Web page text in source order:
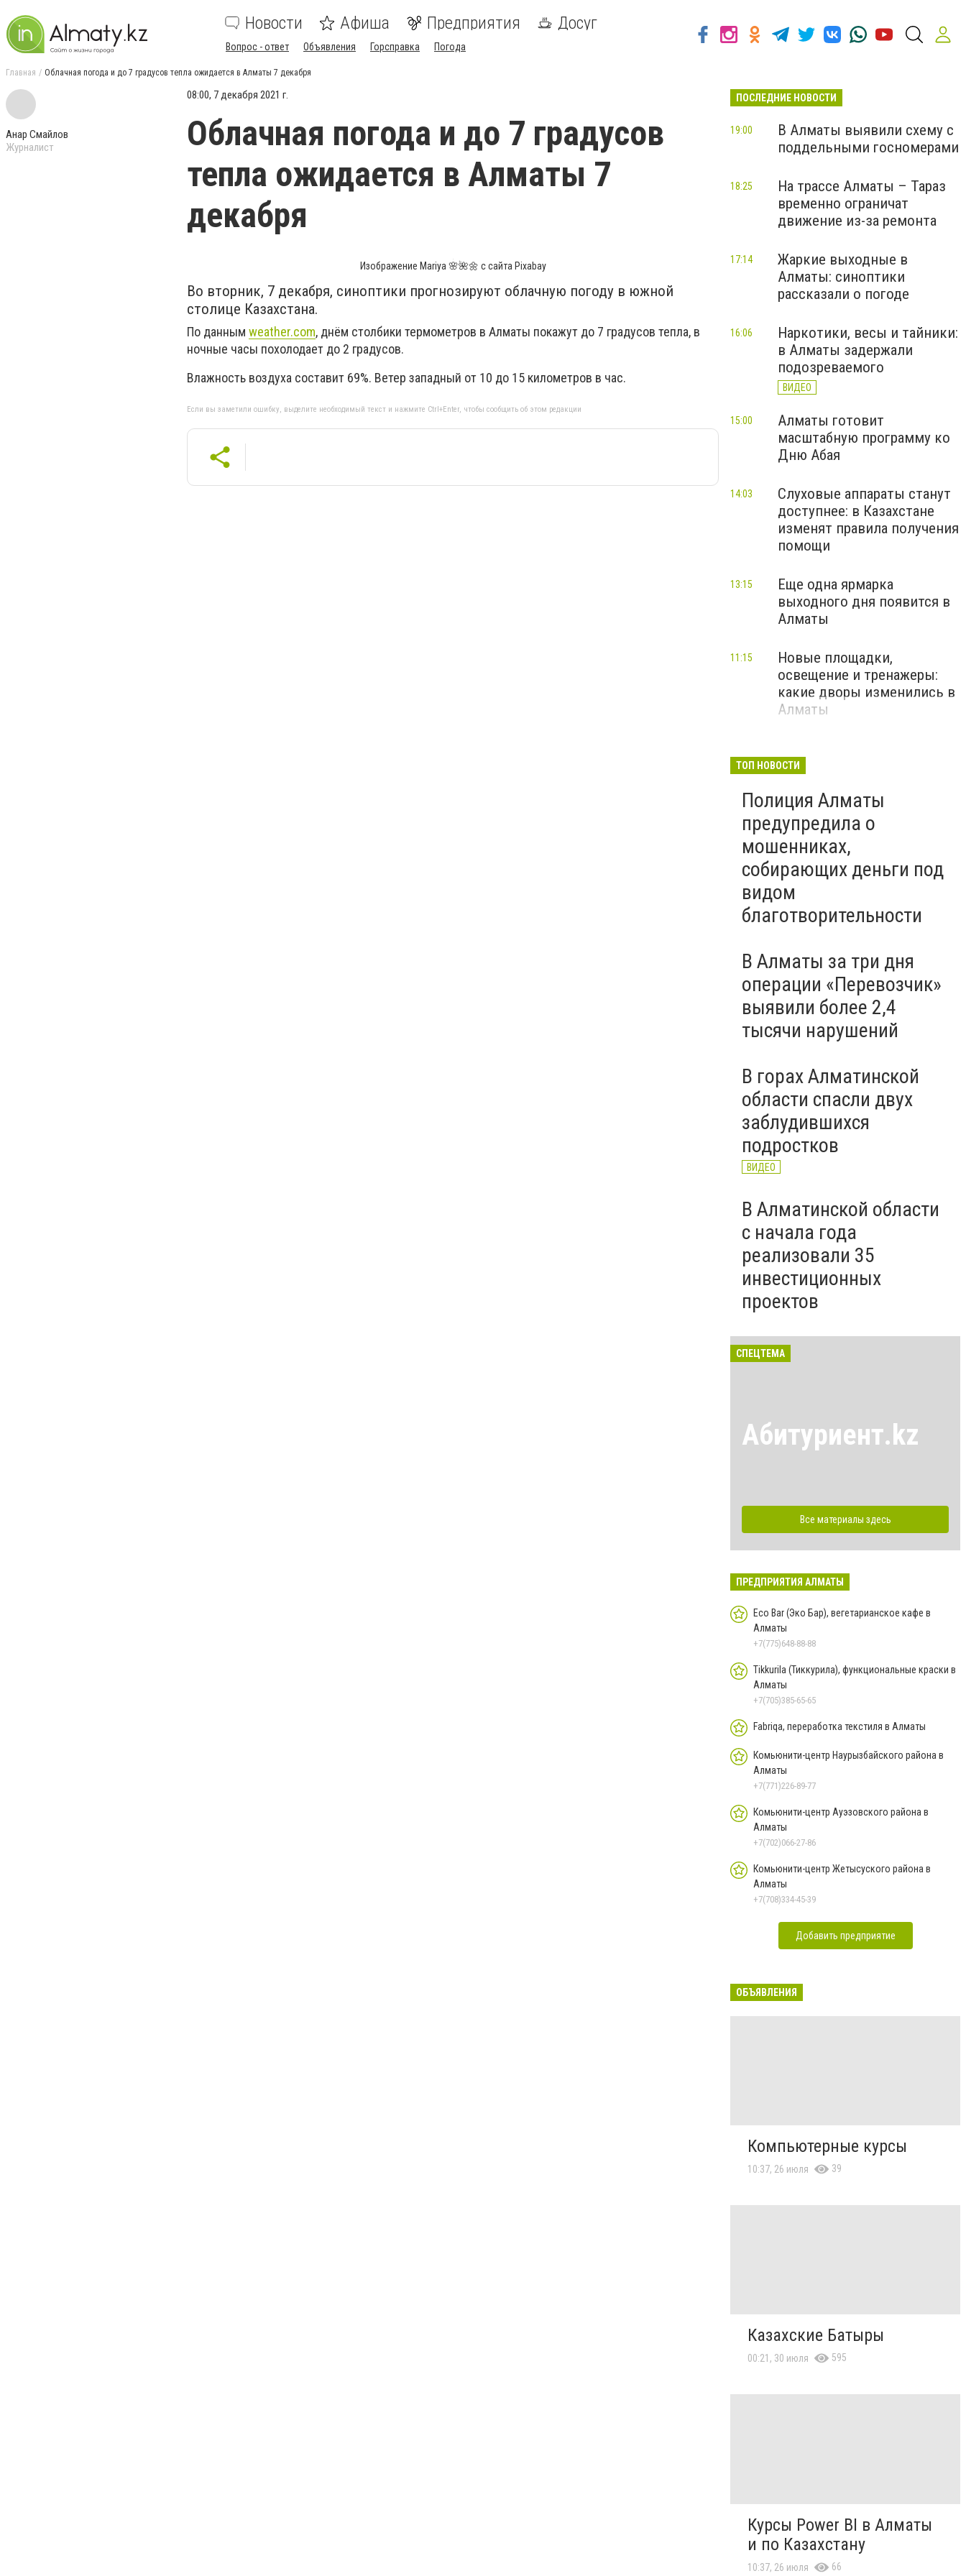
Новости Афиша Предприятия Досуг
Вопрос - ответ Объявления Горсправка Погода
Главная Облачная погода и до 7 градусов тепла ожидается в Алматы 7 декабря
Анар Смайлов
Журналист
08:00, 7 декабря 2021 г.
Облачная погода и до 7 градусов
тепла ожидается в Алматы 7
декабря
Изображение Mariya 🌸🌺🌼 с сайта Pixabay
Во вторник, 7 декабря, синоптики прогнозируют облачную погоду в южной
столице Казахстана.
По данным weather.com, днём столбики термометров в Алматы покажут до 7 градусов тепла, в
ночные часы похолодает до 2 градусов.
Влажность воздуха составит 69%. Ветер западный от 10 до 15 километров в час.
Если вы заметили ошибку, выделите необходимый текст и нажмите Ctrl+Enter, чтобы сообщить об этом редакции
ПОСЛЕДНИЕ НОВОСТИ
В Алматы выявили схему с
поддельными госномерами
19:00
На трассе Алматы – Тараз
временно ограничат
движение из-за ремонта
18:25
Жаркие выходные в
Алматы: синоптики
рассказали о погоде
17:14
Наркотики, весы и тайники:
в Алматы задержали
подозреваемого
ВИДЕО
16:06
Алматы готовит
масштабную программу ко
Дню Абая
15:00
Слуховые аппараты станут
доступнее: в Казахстане
изменят правила получения
помощи
14:03
Еще одна ярмарка
выходного дня появится в
Алматы
13:15
Новые площадки,
освещение и тренажеры:
какие дворы изменились в
Алматы
11:15
ТОП НОВОСТИ
Полиция Алматы
предупредила о
мошенниках,
собирающих деньги под
видом
благотворительности
В Алматы за три дня
операции «Перевозчик»
выявили более 2,4
тысячи нарушений
В горах Алматинской
области спасли двух
заблудившихся
подростков
ВИДЕО
В Алматинской области
с начала года
реализовали 35
инвестиционных
проектов
СПЕЦТЕМА
Абитуриент.kz
Все материалы здесь
ПРЕДПРИЯТИЯ АЛМАТЫ
Eco Bar (Эко Бар), вегетарианское кафе в
Алматы
+7(775)648-88-88
Tikkurila (Тиккурила), функциональные краски в
Алматы
+7(705)385-65-65
Fabriqa, переработка текстиля в Алматы
Комьюнити-центр Наурызбайского района в
Алматы
+7(771)226-89-77
Комьюнити-центр Ауэзовского района в
Алматы
+7(702)066-27-86
Комьюнити-центр Жетысуского района в
Алматы
+7(708)334-45-39
Добавить предприятие
ОБЪЯВЛЕНИЯ
Компьютерные курсы
10:37, 26 июля 39
Казахские Батыры
00:21, 30 июля 595
Курсы Power BI в Алматы
и по Казахстану
10:37, 26 июля 66